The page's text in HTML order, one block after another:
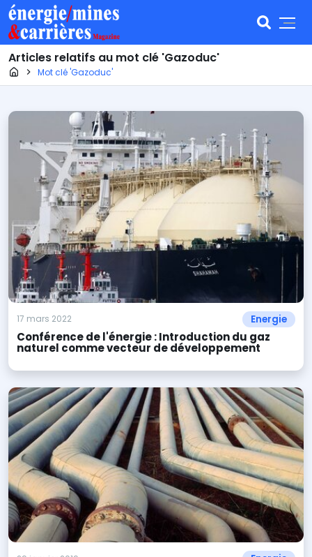
Articles relatifs au mot clé 'Gazoduc'
Page d'accueil
Mot clé 'Gazoduc'
17 mars 2022 Energie
Conférence de l'énergie : Introduction du gaz
naturel comme vecteur de développement